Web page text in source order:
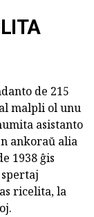
de 215
malpli ol unu
asistanto
ankoraŭ alia
1938 ĝis
ricelita, la